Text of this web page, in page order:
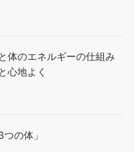
体のエネルギーの仕組み
心地よく
の体」